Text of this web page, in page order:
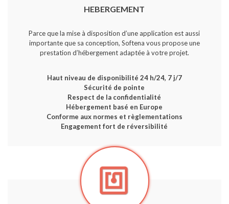
HEBERGEMENT
Parce que la mise à disposition d’une application est aussi
importante que sa conception, Softena vous propose une
prestation d’hébergement adaptée à votre projet.
Haut niveau de disponibilité 24 h/24, 7 j/7
Sécurité de pointe
Respect de la confidentialité
Hébergement basé en Europe
Conforme aux normes et règlementations
Engagement fort de réversibilité